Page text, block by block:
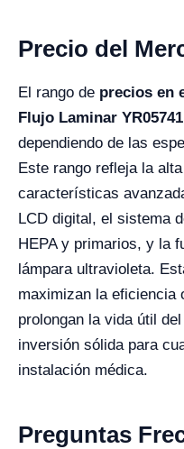
Precio del
El rango de precios en
Flujo Laminar YR05741
dependiendo de las
Este rango refleja la
características
LCD digital, el sistema
HEPA y primarios, y la
lámpara ultravioleta.
maximizan la eficiencia
prolongan la vida útil
inversión sólida para
instalación médica.
Preguntas